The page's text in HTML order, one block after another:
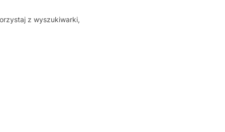
z wyszukiwarki,